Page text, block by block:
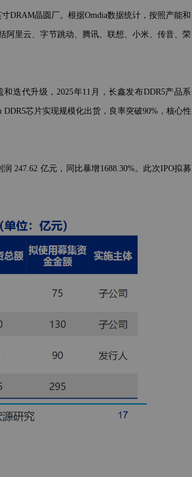
DRAM晶圆厂。根据Omdia数据统计，按照产能和
阿里云、字节跳动、腾讯、联想、小米、传音、荣
迭代升级，2025年11月，长鑫发布DDR5产品系
芯片实现规模化出货，良率突破90%，核心性
247.62 亿元，同比暴增1688.30%。此次IPO拟募